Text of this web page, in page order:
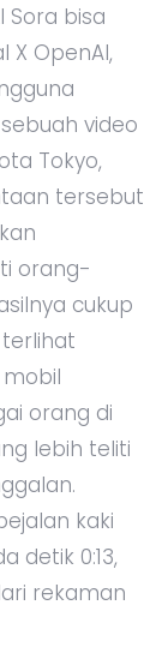
Sora bisa
OpenAI,
video
Tokyo,
tersebut
orang-
cukup
orang di
lebih teliti
kaki
detik 0:13,
rekaman